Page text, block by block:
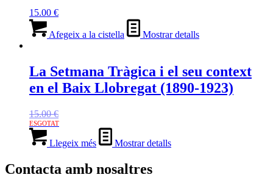
15.00 €
Afegeix a la cistella Mostrar detalls
La Setmana Tràgica i el seu context
en el Baix Llobregat (1890-1923)
15.00€
Llegeix més Mostrar detalls
Contacta amb nosaltres